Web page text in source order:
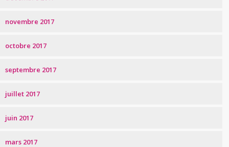
novembre 2017
octobre 2017
septembre 2017
juillet 2017
juin 2017
mars 2017